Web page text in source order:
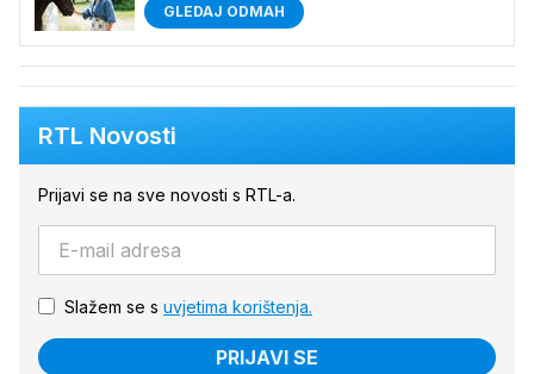
GLEDAJ ODMAH
RTL Novosti
Prijavi se na sve novosti s RTL-a.
Slažem se s uvjetima korištenja.
PRIJAVI SE